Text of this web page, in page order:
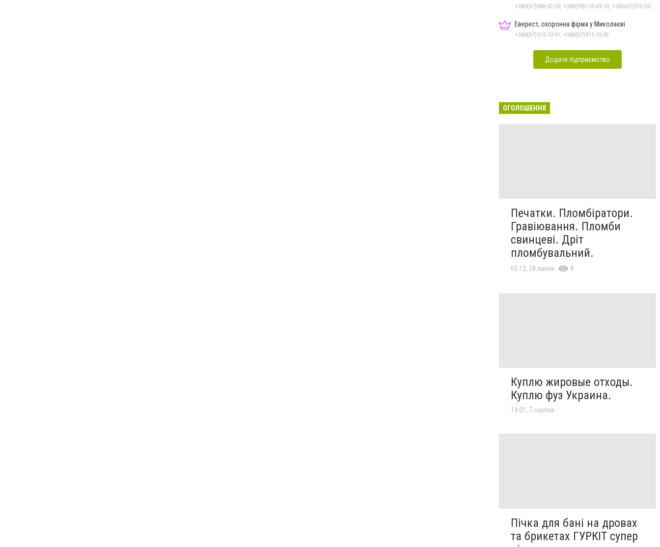
Еверест, охоронна фірма у Миколаєві
+380(67)515-10-91, +380(67)515-10-92
Додати підприємство
ОГОЛОШЕННЯ
Печатки. Пломбіратори.
Гравіювання. Пломби
свинцеві. Дріт
пломбувальний.
05:12, 28 липня 8
Куплю жировые отходы.
Куплю фуз Украина.
14:01, 7 серпня
Пічка для бані на дровах
та брикетах ГУРКІТ супер